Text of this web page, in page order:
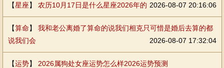
【星座】 农历10月17日是什么星座2026年的 2026-08-07 20:16:06
【算命】 我和老公离婚了算命的说我们相克只可惜是婚后去算的都
说我们会
2026-08-07 17:32:04
【运势】 2026属狗处女座运势怎么样2026运势预测